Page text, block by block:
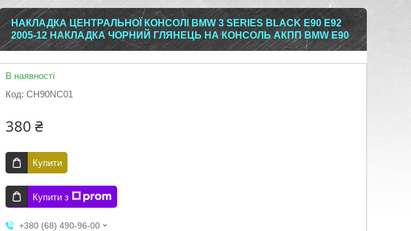
НАКЛАДКА ЦЕНТРАЛЬНОЇ КОНСОЛІ BMW 3 SERIES BLACK E90 E92
2005-12 НАКЛАДКА ЧОРНИЙ ГЛЯНЕЦЬ НА КОНСОЛЬ АКПП BMW E90
В наявності
Код: CH90NC01
380 ₴
Купити
Купити з
+380 (68) 490-96-00